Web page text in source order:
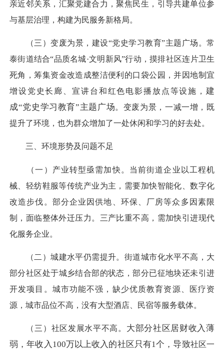
亲近邻关系 ， 汇聚党建合力，聚焦民生，引导共建单位参
与基层治理，构建为民服务新格局。
（三 ）变废为景 ，建设“党史学习教育”主题 广场。常
泰街道结合“品质名城·文明 新风”行动，摸排社区连片卫生
死角 ，筹集资金改造 成整洁便利的口袋公园，并因地制宜
增设党史长廊 、宣讲台 和红色电影播放点等设施，建
成“党史学习教育”主题广场。 变废为景， 一减一增， 既
提升了环境，也为群众增加了一处休闲和学习的好去处。
三、环境形势及问题不足
（一 ） 产业转型亟需加快。 当前街道企业以工程机
械、轻纺鞋服等传统产业为主，需要加快智能化、数字化
改造步伐。部分企业因供地、环保、厂房等众多因素限
制，面临整体外迁压力。三产比重不高，需加快引进现代
化服务企业。
（ 二）城建水平仍需提升。 街道城市化水平不高， 大
部分社区处于城乡结合部的状态，部分已征地块还未引进
开发项目。 城市功能不强 ， 缺少优质教育资源 、医疗资
源 ，城市品位不高 ， 没有大型酒店、 民宿等服务载体。
（三 ） 社区发展水平不高 。 大部分社区居财收入薄
弱，年收入 100万以上收入的社区只有1个，导致社区一